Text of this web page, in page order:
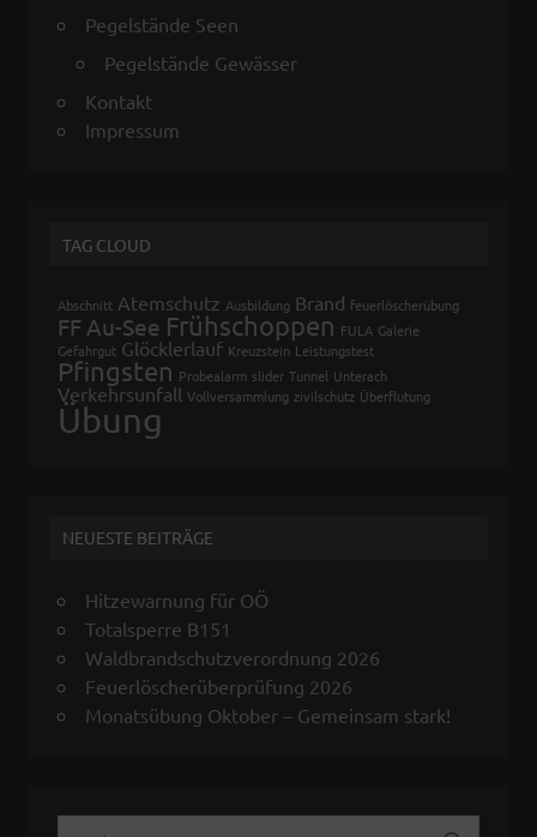
Pegelstände Seen
Pegelstände Gewässer
Kontakt
Impressum
TAG CLOUD
Abschnitt Atemschutz Ausbildung Brand feuerlöscherübung
FF Au-See Frühschoppen FULA Galerie
Gefahrgut Glöcklerlauf Kreuzstein Leistungstest
Pfingsten Probealarm slider Tunnel Unterach
Verkehrsunfall Vollversammlung zivilschutz Überflutung
Übung
NEUESTE BEITRÄGE
Hitzewarnung für OÖ
Totalsperre B151
Waldbrandschutzverordnung 2026
Feuerlöscherüberprüfung 2026
Monatsübung Oktober – Gemeinsam stark!